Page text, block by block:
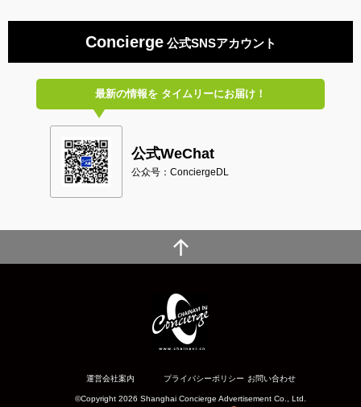
Concierge公式SNSアカウント
最新の情報をタイムリーにお届け！
公式WeChat
公众号：ConciergeDL
運営会社案内 プライバシーポリシー お問い合わせ
©Copyright 2026 Shanghai Concierge Advertisement Co., Ltd.